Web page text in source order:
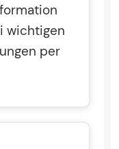
wichtigen
per